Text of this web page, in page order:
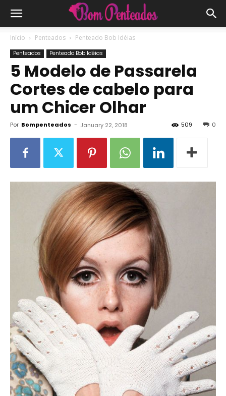
Início Penteados Penteado Bob Idéias
Penteados Penteado Bob Idéias
5 Modelo de Passarela
Cortes de cabelo para
um Chicer Olhar
Por Bompenteados - January 22, 2018 0
509